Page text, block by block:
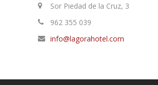
Sor Piedad de la Cruz, 3
962 355 039
info@lagorahotel.com